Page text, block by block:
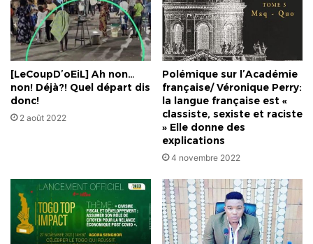
[LeCoupD’oEiL] Ah non…
non! Déjà?! Quel départ dis
donc!
2 août 2022
Polémique sur l’Académie
française/ Véronique Perry:
la langue française est «
classiste, sexiste et raciste
» Elle donne des
explications
4 novembre 2022